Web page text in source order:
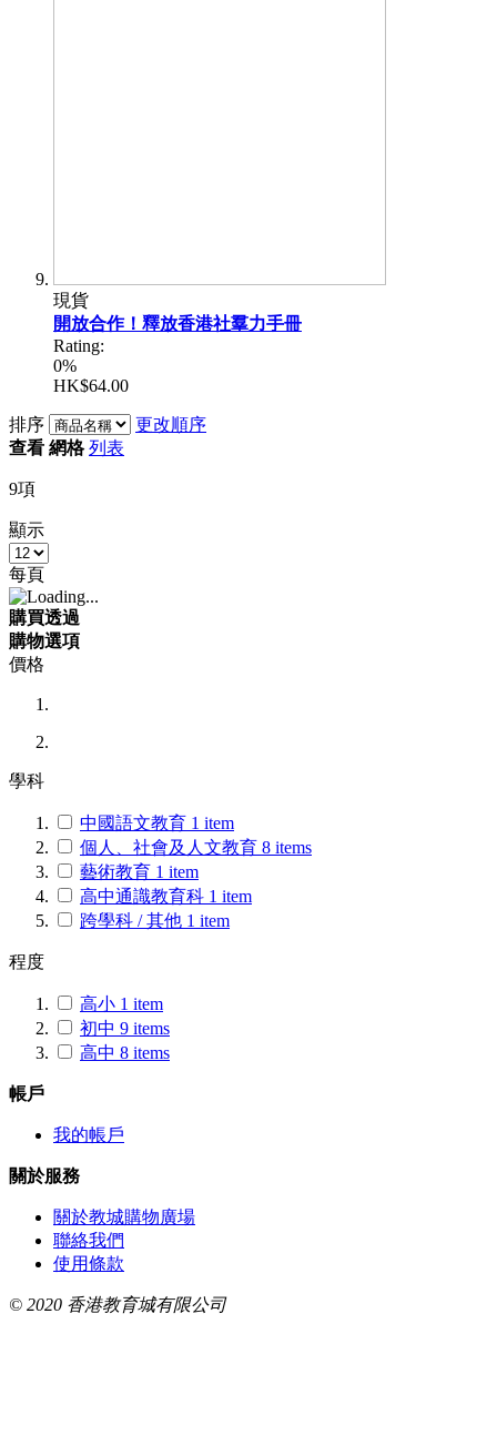
現貨
開放合作！釋放香港社羣力手冊
Rating:
0%
HK$64.00
排序
更改順序
查看 網格 列表
9項
顯示
每頁
購買透過
購物選項
價格
學科
中國語文教育 1 item
個人、社會及人文教育 8 items
藝術教育 1 item
高中通識教育科 1 item
跨學科 / 其他 1 item
程度
高小 1 item
初中 9 items
高中 8 items
帳戶
我的帳戶
關於服務
關於教城購物廣場
聯絡我們
使用條款
© 2020 香港教育城有限公司